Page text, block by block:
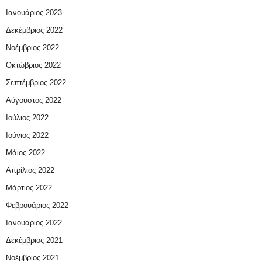
Ιανουάριος 2023
Δεκέμβριος 2022
Νοέμβριος 2022
Οκτώβριος 2022
Σεπτέμβριος 2022
Αύγουστος 2022
Ιούλιος 2022
Ιούνιος 2022
Μάιος 2022
Απρίλιος 2022
Μάρτιος 2022
Φεβρουάριος 2022
Ιανουάριος 2022
Δεκέμβριος 2021
Νοέμβριος 2021